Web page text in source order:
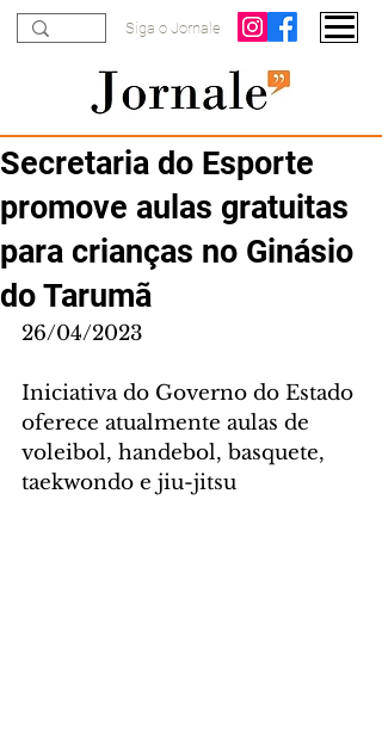
Siga o Jornale
Secretaria do Esporte
promove aulas gratuitas
para crianças no Ginásio
do Tarumã
26/04/2023
Iniciativa do Governo do Estado
oferece atualmente aulas de
voleibol, handebol, basquete,
taekwondo e jiu-jitsu